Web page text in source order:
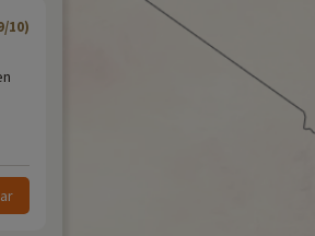
10)